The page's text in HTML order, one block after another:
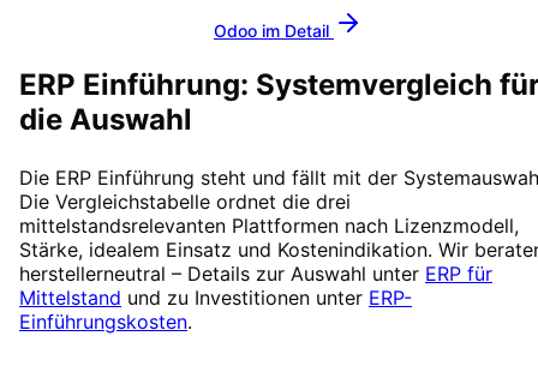
Odoo im Detail
ERP Einführung: Systemvergleich
die Auswahl
Die ERP Einführung steht und fällt mit der
Die Vergleichstabelle ordnet die drei
mittelstandsrelevanten Plattformen nach Lizenzmodell,
Stärke, idealem Einsatz und Kostenindikation. Wir
herstellerneutral – Details zur Auswahl unter ERP für
Mittelstand und zu Investitionen unter ERP-
Einführungskosten.